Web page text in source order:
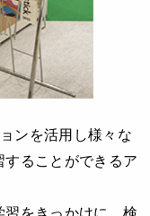
ンを活用し様々な
ることができるア
をきっかけに、検